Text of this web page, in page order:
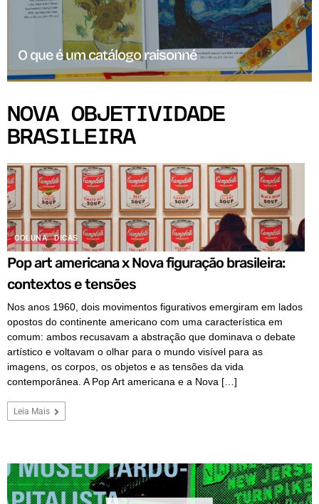
O que é um catálogo raisonné
NOVA OBJETIVIDADE
BRASILEIRA
COLUNA DICAS
Pop art americana x Nova figuração brasileira:
contextos e tensões
Nos anos 1960, dois movimentos figurativos emergiram em lados
opostos do continente americano com uma característica em
comum: ambos recusavam a abstração que dominava o debate
artístico e voltavam o olhar para o mundo visível para as
imagens, os corpos, os objetos e as tensões da vida
contemporânea. A Pop Art americana e a Nova […]
Leia Mais